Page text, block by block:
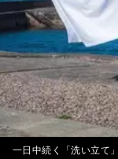
一日中続く「洗い立て